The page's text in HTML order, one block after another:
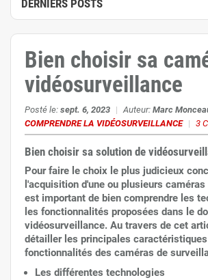
DERNIERS POSTS
Bien choisir sa
vidéosurveillance
Posté le: sept. 6, 2023 | Auteur: Marc
COMPRENDRE LA VIDÉOSURVEILLANCE | 3
Bien choisir sa solution de
Pour faire le choix le plus judicieux
l'acquisition d'une ou plusieurs caméras
est important de bien comprendre les
les fonctionnalités proposées dans le
vidéosurveillance. Au travers de cet
détailler les principales
fonctionnalités des caméras de
Les différentes technologies